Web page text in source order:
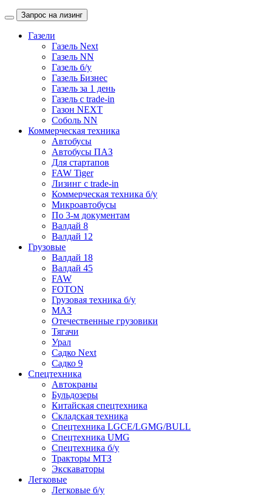
Запрос на лизинг
Газели
Газель Next
Газель NN
Газель б/у
Газель Бизнес
Газель за 1 день
Газель с trade-in
Газон NEXT
Соболь NN
Коммерческая техника
Автобусы
Автобусы ПАЗ
Для стартапов
FAW Tiger
Лизинг с trade-in
Коммерческая техника б/у
Микроавтобусы
По 3-м документам
Валдай 8
Валдай 12
Грузовые
Валдай 18
Валдай 45
FAW
FOTON
Грузовая техника б/у
МАЗ
Отечественные грузовики
Тягачи
Урал
Садко Next
Садко 9
Спецтехника
Автокраны
Бульдозеры
Китайская спецтехника
Складская техника
Спецтехника LGCE/LGMG/BULL
Спецтехника UMG
Спецтехника б/у
Тракторы МТЗ
Экскаваторы
Легковые
Легковые б/у